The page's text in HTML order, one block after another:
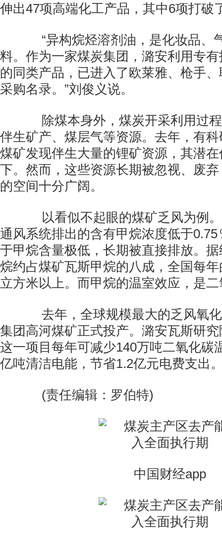
伸出47项高端化工产品，其中6项打破
“异构烷烃溶剂油，是化妆品、
料。作为一家煤炭集团，潞安利用专
的同类产品，已进入了欧莱雅、枪手
采购名录。”刘俊义说。
除煤本身外，煤炭开采利用过程
伴生矿产、煤层气等资源。去年，有
煤矿发现伴生大量的锂矿资源，其潜
下。然而，这些资源长期被忽视、废
的空间十分广阔。
以看似不起眼的煤矿乏风为例。
通风系统排出的含有甲烷浓度低于
于甲烷含量极低，长期被直接排放。
烷约占煤矿瓦斯甲烷的八成，全国每
立方米以上。而甲烷的温室效应，是
去年，全球规模最大的乏风氧化
集团高河煤矿正式投产。潞安瓦斯研
这一项目每年可减少140万吨二氧化碳
亿吨清洁电能，节省1.2亿元电费支出
(责任编辑：罗伯特)
中国财经app